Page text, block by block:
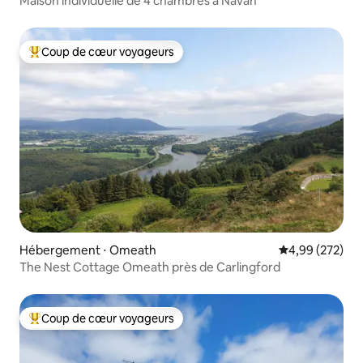
Coups de cœur voyageurs les plus appréciés
Coup de cœur voyageurs
Hébergement ⋅ Omeath Évaluation
4,99 (272)
The Nest Cottage Omeath près de Carlingford
Coups de cœur voyageurs les plus appréciés
Coup de cœur voyageurs